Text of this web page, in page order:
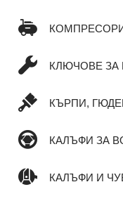
КЛЮЧОВЕ ЗА
КЪРПИ,
КАЛЪФИ ЗА
КАЛЪФИ И